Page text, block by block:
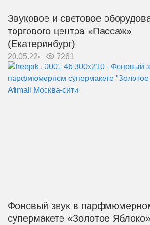
Звуковое и световое
торгового центра «Пассаж»
(Екатеринбург)
20.05.22 7261
Фоновый звук в
супермакете «Золотое Яблоко»